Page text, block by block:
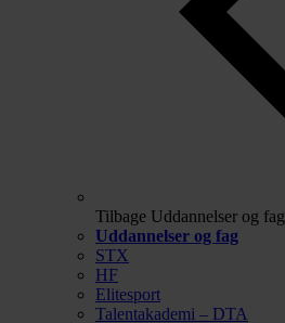
Tilbage Uddannelser og fag
Uddannelser og fag
STX
HF
Elitesport
Talentakademi – DTA